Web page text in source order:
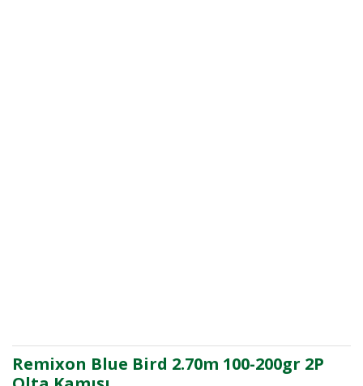
Remixon Blue Bird 2.70m 100-200gr 2P